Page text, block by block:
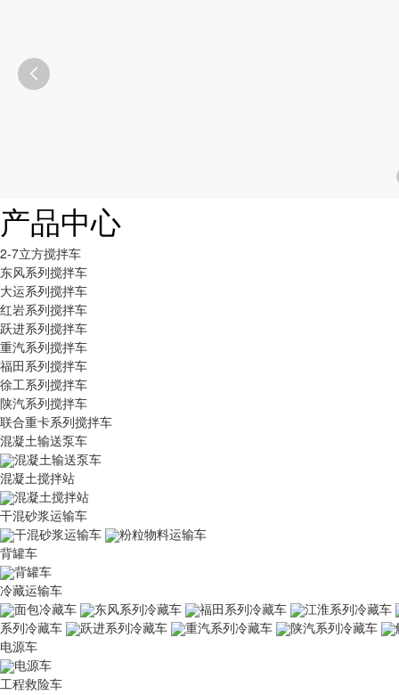

产品中心
2-7立方搅拌车
东风系列搅拌车
大运系列搅拌车
红岩系列搅拌车
跃进系列搅拌车
重汽系列搅拌车
福田系列搅拌车
徐工系列搅拌车
陕汽系列搅拌车
联合重卡系列搅拌车
混凝土输送泵车
混凝土输送泵车
混凝土搅拌站
混凝土搅拌站
干混砂浆运输车
干混砂浆运输车
粉粒物料运输车
背罐车
背罐车
冷藏运输车
面包冷藏车
东风系列冷藏车 福田系列冷藏车
江淮系列冷藏车
系列冷藏车
跃进系列冷藏车 重汽系列冷藏车 陕汽系列冷藏车
电源车
电源车
工程救险车